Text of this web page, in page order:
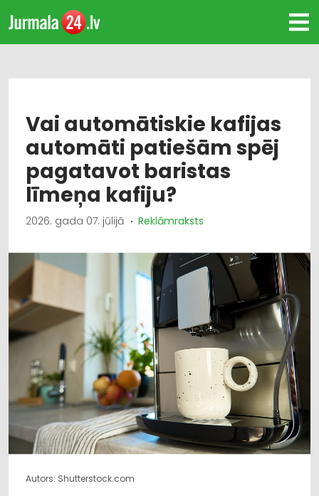
Vai automātiskie kafijas
automāti patiešām spēj
pagatavot baristas
līmeņa kafiju?
2026. gada 07. jūlijā Reklāmraksts
Autors: Shutterstock.com